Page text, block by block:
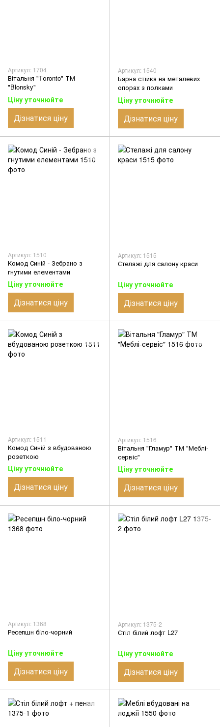
Артикул: 1704
Вітальня "Tоronto" ТМ
"Blonsky"
Ціну уточнюйте
Дізнатися ціну
Артикул: 1540
Барна стійка на металевих
опорах з полками
Ціну уточнюйте
Дізнатися ціну
Артикул: 1510
Комод Синій - Зебрано з
гнутими елементами
Ціну уточнюйте
Дізнатися ціну
Артикул: 1515
Стелажі для салону краси
Ціну уточнюйте
Дізнатися ціну
Артикул: 1511
Комод Синій з вбудованою
розеткою
Ціну уточнюйте
Дізнатися ціну
Артикул: 1516
Вітальня "Гламур" ТМ "Меблі-
сервіс"
Ціну уточнюйте
Дізнатися ціну
Артикул: 1368
Ресепшн біло-чорний
Ціну уточнюйте
Дізнатися ціну
Артикул: 1375-2
Стіл білий лофт L27
Ціну уточнюйте
Дізнатися ціну